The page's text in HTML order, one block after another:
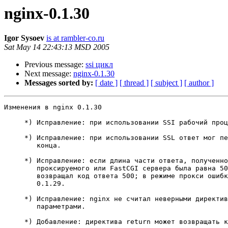
nginx-0.1.30
Igor Sysoev is at rambler-co.ru
Sat May 14 22:43:13 MSD 2005
Previous message: ssi цикл
Next message: nginx-0.1.30
Messages sorted by: [ date ] [ thread ] [ subject ] [ author ]
Изменения в nginx 0.1.30
*) Исправление: при использовании SSI рабочий
*) Исправление: при использовании SSL ответ мог
        конца.
*) Исправление: если длина части ответа,
проксируемого или FastCGI сервера была равна
возвращал код ответа 500; в режиме прокси
        0.1.29.
*) Исправление: nginx не считал неверными
        параметрами.
*) Добавление: директива return может возвращать